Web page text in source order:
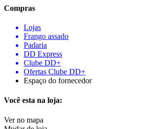
Compras
Lojas
Frango assado
Padaria
DD Express
Clube DD+
Ofertas Clube DD+
Espaço do fornecedor
Você esta na loja:
Ver no mapa